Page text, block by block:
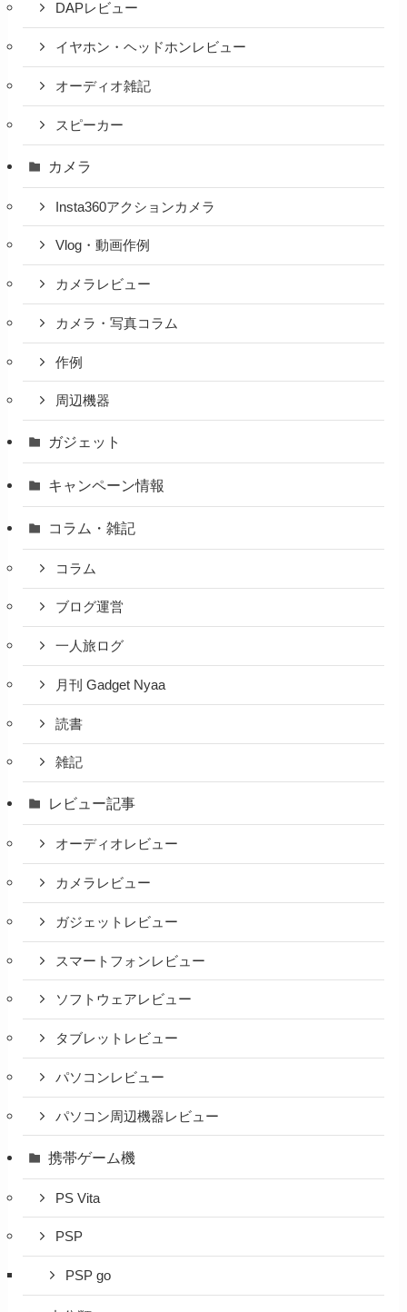
DAPレビュー
イヤホン・ヘッドホンレビュー
オーディオ雑記
スピーカー
カメラ
Insta360アクションカメラ
Vlog・動画作例
カメラレビュー
カメラ・写真コラム
作例
周辺機器
ガジェット
キャンペーン情報
コラム・雑記
コラム
ブログ運営
一人旅ログ
月刊 Gadget Nyaa
読書
雑記
レビュー記事
オーディオレビュー
カメラレビュー
ガジェットレビュー
スマートフォンレビュー
ソフトウェアレビュー
タブレットレビュー
パソコンレビュー
パソコン周辺機器レビュー
携帯ゲーム機
PS Vita
PSP
PSP go